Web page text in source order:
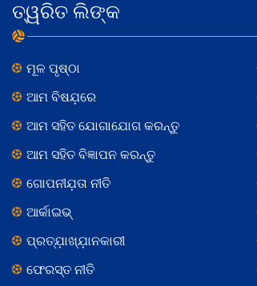
ତ୍ୱରିତ ଲିଙ୍କ
ମୂଳ ପୃଷ୍ଠା
ଆମ ବିଷଯ଼ରେ
ଆମ ସହିତ ଯୋଗାଯୋଗ କରନ୍ତୁ
ଆମ ସହିତ ବିଜ୍ଞାପନ କରନ୍ତୁ
ଗୋପନୀଯ଼ତା ନୀତି
ଆର୍କାଇଭ୍
ପ୍ରତ୍ଯ଼ାଖ୍ଯ଼ାନକାରୀ
ଫେରସ୍ତ ନୀତି